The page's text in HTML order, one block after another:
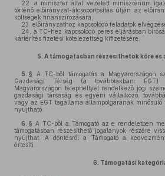
22.
a miniszter által vezetett minisztérium
történő előirányzat-átcsoportosítás útján az
költségek finanszírozására,
23. előirányzathoz kapcsolódó feladatok
24.
a TC-hez kapcsolódó peres eljárásban
kártérítés fizetési kötelezettség kifizetésére.
5. A támogatásban részesíthetők köre és
5. § A TC-ből támogatás a Magyarországon
Gazdasági Térség (a továbbiakban:
Magyarországon telephellyel rendelkező jogi
gazdasági társaság és egyéni vállalkozó,
vagy az EGT tagállama állampolgárának minősülő
nyújtható.
6. § A TC-ből a Támogató az e rendeletben
támogatásban részesíthető jogalanyok részére
nyújthat. A döntésről a Támogató a
értesíti.
6. Támogatási